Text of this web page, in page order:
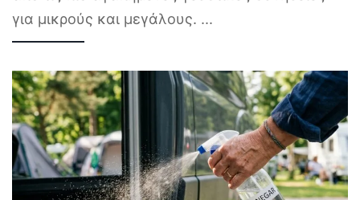
για μικρούς και μεγάλους. ...